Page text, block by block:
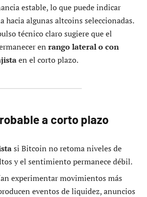
estable, lo que puede indicar
hacia algunas altcoins seleccionadas.
técnico claro sugiere que el
en rango lateral o con
en el corto plazo.
a corto plazo
si Bitcoin no retoma niveles de
y el sentimiento permanece débil.
experimentar movimientos más
eventos de liquidez, anuncios